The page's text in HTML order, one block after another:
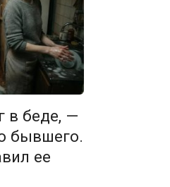
в беде, —
бывшего.
ее